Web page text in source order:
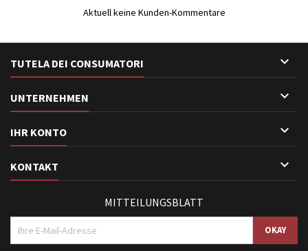
Aktuell keine Kunden-Kommentare
TUTELA DEI CONSUMATORI 
UNTERNEHMEN 
IHR KONTO 
KONTAKT 
MITTEILUNGSBLATT